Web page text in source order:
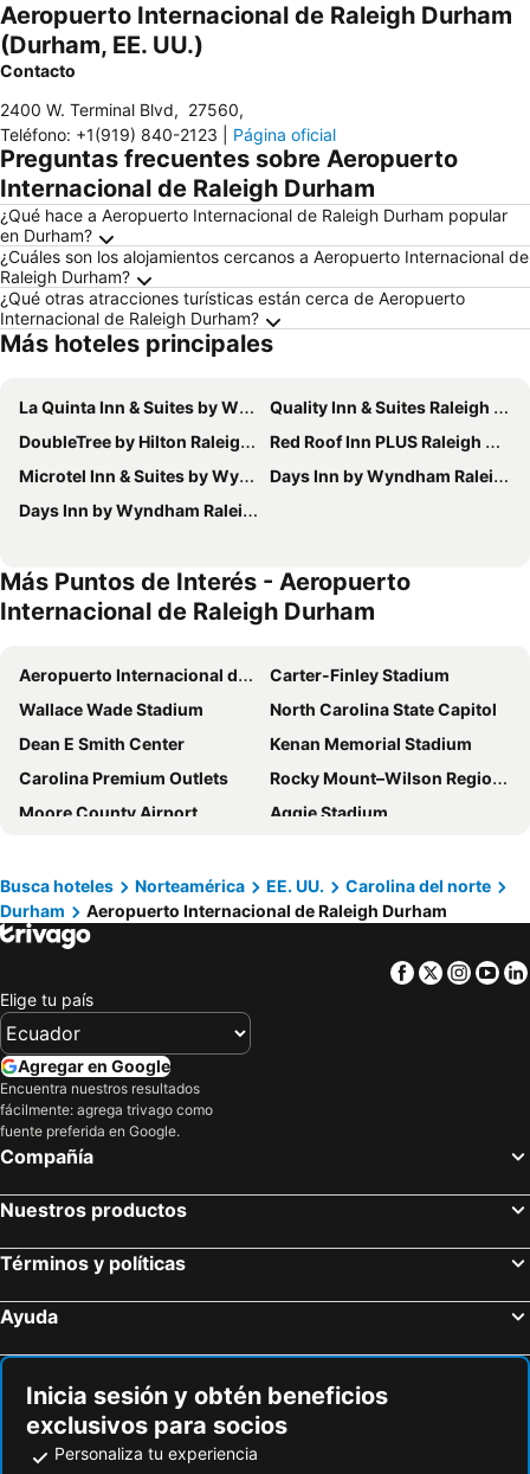
Aeropuerto Internacional de Raleigh Durham
(Durham, EE. UU.)
Contacto
2400 W. Terminal Blvd, 27560,
Teléfono: +1(919) 840-2123 Página oficial
Preguntas frecuentes sobre Aeropuerto
Internacional de Raleigh Durham
¿Qué hace a Aeropuerto Internacional de Raleigh Durham popular
en Durham?
¿Cuáles son los alojamientos cercanos a Aeropuerto Internacional de
Raleigh Durham?
¿Qué otras atracciones turísticas están cerca de Aeropuerto
Internacional de Raleigh Durham?
Más hoteles principales
La Quinta Inn & Suites by Wyndham Raleigh Durham Intl AP
Quality Inn & Suites Raleigh Durham Airport
DoubleTree by Hilton Raleigh Crabtree Valley
Red Roof Inn PLUS Raleigh Downtown NCSU Conv Center
Microtel Inn & Suites by Wyndham Raleigh Durham Airport
Days Inn by Wyndham Raleigh-Airport-Research Triangle Park
Days Inn by Wyndham Raleigh Glenwood-Crabtree
Más Puntos de Interés - Aeropuerto
Internacional de Raleigh Durham
Aeropuerto Internacional de Raleigh Durham
Carter-Finley Stadium
Wallace Wade Stadium
North Carolina State Capitol
Dean E Smith Center
Kenan Memorial Stadium
Carolina Premium Outlets
Rocky Mount–Wilson Regional Airport
Moore County Airport
Aggie Stadium
Fayetteville Regional Airport
Aeropuerto Internacional Piedmont Triad
Kinston Regional Jetport
Pitt-Greenville Airport
Smith Reynolds Airport
Lumberton Municipal Airport
Battleship USS North Carolina
Bechtler Museum of Modern Art
Cheraw Municipal Airport
Tryon Palace Historic Sites and Gardens
Busca hoteles Norteamérica EE. UU.
Carolina del norte
Durham
Aeropuerto Internacional de Raleigh Durham
Facebook
Twitter
Elige tu país
Agregar en Google
Encuentra nuestros resultados
fácilmente: agrega trivago como
fuente preferida en Google.
Compañía
Nuestros productos
Términos y políticas
Ayuda
Inicia sesión y obtén beneficios
exclusivos para socios
Personaliza tu experiencia